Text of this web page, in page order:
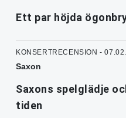
Ett par höjda
KONSERTRECENSION -
Saxon
Saxons spelglädje
tiden